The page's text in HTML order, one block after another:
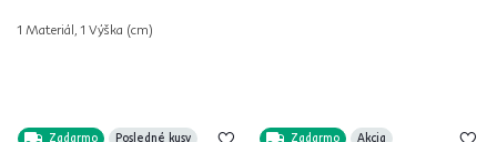
1 Materiál, 1 Výška (cm)
Zadarmo
Posledné kusy
Zadarmo Akcia